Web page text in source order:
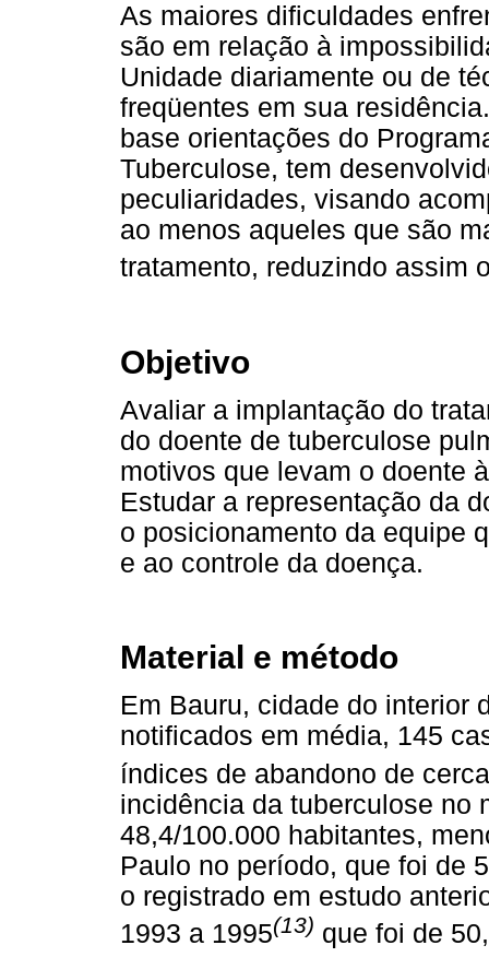
As maiores dificuldades
são em relação à
Unidade diariamente ou de
freqüentes em sua
base orientações do
Tuberculose, tem
peculiaridades, visando
ao menos aqueles que são
tratamento, reduzindo assim
Objetivo
Avaliar a implantação do
do doente de tuberculose
motivos que levam o doente
Estudar a representação da
o posicionamento da equipe
e ao controle da doença.
Material e método
Em Bauru, cidade do interior
notificados em média, 145
índices de abandono de
incidência da tuberculose no
48,4/100.000 habitantes,
Paulo no período, que foi de
o registrado em estudo
1993 a 1995(13) que foi de